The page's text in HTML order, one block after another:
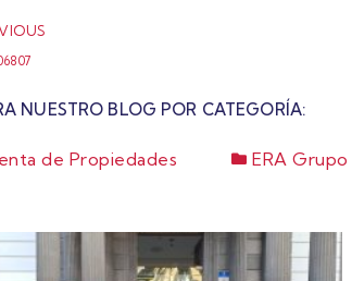
NUESTRO BLOG POR CATEGORÍA:
de Propiedades ERA